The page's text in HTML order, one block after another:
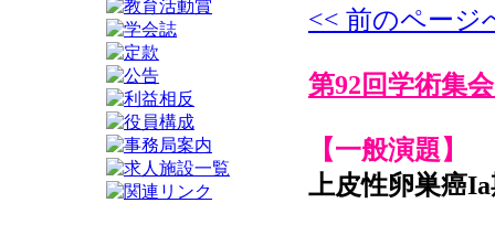
<< 前のページ
第92回学術集会
【一般演題】
上皮性卵巣癌